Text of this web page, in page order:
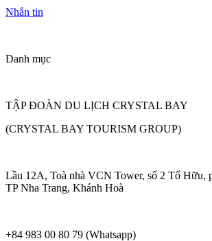
Nhắn tin
Danh mục
TẬP ĐOÀN DU LỊCH CRYSTAL BAY
(CRYSTAL BAY TOURISM GROUP)
Lầu 12A, Toà nhà VCN Tower, số 2 Tố Hữu,
TP Nha Trang, Khánh Hoà
+84 983 00 80 79 (Whatsapp)